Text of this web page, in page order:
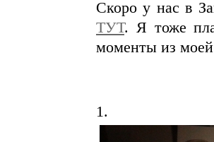
Скоро у нас в
ТУТ. Я тоже
моменты из моей
1.